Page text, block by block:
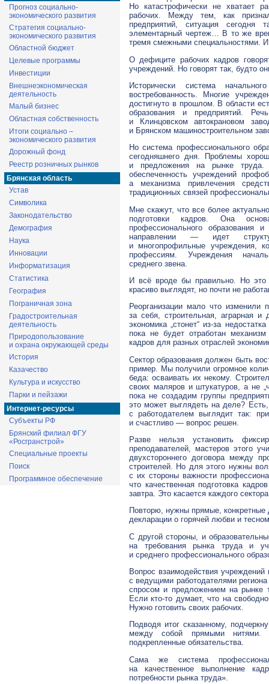
Прогноз социально-
экономического развития
Стратегия социально-
экономического развития
Областной бюджет
Целевые программы
Инвестиции
Внешнеэкономическая
деятельность
Малый бизнес
Областная собственность
Итоги социально –
экономического развития
Дорожный фонд
Реестр розничных рынков
Брянская область
Устав
Символика
Законодательство
Демография
Наука
Инновации
Информатизация
Статистика
География
Пограничная зона
Градостроительная
деятельность
Природопользование
и охрана окружающей среды
История
Казачество
Культура и искусство
Парки и пейзажи
Интернет-ресурсы
Субъекты РФ
Брянский филиал ФГУ
«Росгранстрой»
Специальные проекты
Поиск
Программное обеспечение
Но катастрофически не хватает
рабочих. Между тем, как
предприятий, ситуация сегодня
элементарный чертеж… В то же
тремя смежными специальностями.
О дефиците рабочих кадров
учреждений. Но говорят так, будто
Исторически система
востребованность. Многие
достигнуто в прошлом. В области
образования и предприятий.
и Клинцовском автокрановом
и Брянском машиностроительном
Но система профессионального
сегодняшнего дня. Проблемы
и предложения на рынке
обеспеченность учреждений
а механизма привлечения
традиционных связей
Мне скажут, что все более
подготовки кадров. Она
профессионального
направлении — идет
и многопрофильные учреждения,
профессиям. Учреждения
среднего звена.
И всё вроде бы правильно. Но это
красиво выглядят, но почти не
Реорганизации мало что изменили
за себя, строительная, аграрная
экономика „стонет“ из-за
пока не будет отработан
кадров для разных отраслей
Сектор образования должен быть
пример. Мы получили огромное
беда: осваивать их некому.
своих маляров и штукатуров, а не
пока не создадим группы
это может выглядеть на деле?
с работодателем выглядит так:
и счастливо — вопрос решен.
Разве нельзя установить
преподавателей, мастеров этого
двухстороннего договора между
строителей. Но для этого нужны
с их стороны важности
что качественная подготовка
завтра. Это касается каждого
Повторю, нужны прямые,
декларации о горячей любви и
С другой стороны, и
на требования рынка труда и
и среднего профессионального
Вопрос взаимодействия учреждений
с ведущими работодателями
спросом и предложением на рынке
Есликто-то думает, что на
Нужно готовить своих рабочих.
Подводя итог сказанному,
между собой прямыми
подкрепленные обязательства.
Сама же система
на качественное выполнение
потребности рынка труда».